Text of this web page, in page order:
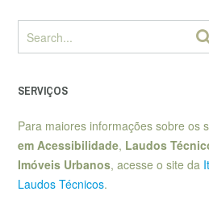
SERVIÇOS
Para maiores informações sobre os
em Acessibilidade, Laudos
Imóveis Urbanos, acesse o site da
Laudos Técnicos.